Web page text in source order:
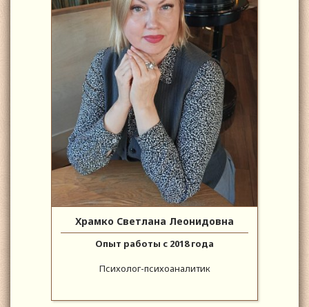
Храмко Светлана Леонидовна
Опыт работы с 2018 года
Психолог-психоаналитик